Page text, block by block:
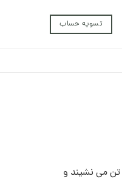
تسویه حساب
تن می نشيند و